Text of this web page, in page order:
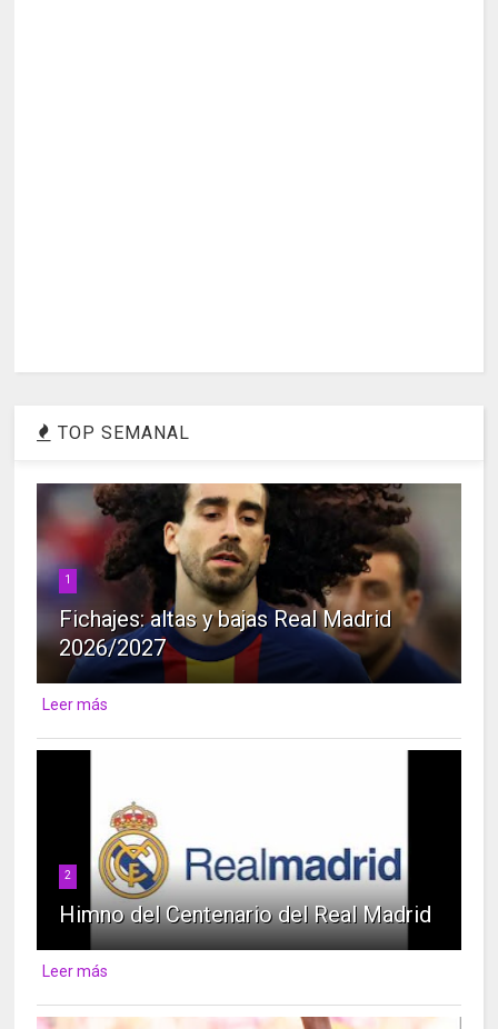
TOP SEMANAL
1
Fichajes: altas y bajas Real Madrid
2026/2027
Leer más
2
Himno del Centenario del Real Madrid
Leer más